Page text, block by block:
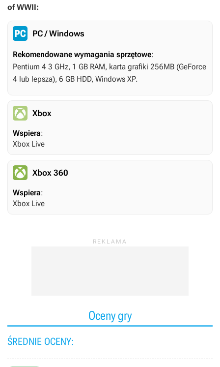
of WWII:
PC / Windows
Rekomendowane wymagania sprzętowe:
Pentium 4 3 GHz, 1 GB RAM, karta grafiki 256MB (GeForce
4 lub lepsza), 6 GB HDD, Windows XP.
Xbox
Wspiera:
Xbox Live
Xbox 360
Wspiera:
Xbox Live
Oceny gry
ŚREDNIE OCENY: